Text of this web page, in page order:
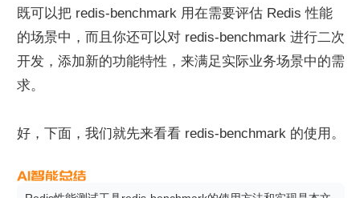
既可以把 redis-benchmark 用在需要评估 Redis 性能
的场景中，而且你还可以对 redis-benchmark 进行二次
开发，添加新的功能特性，来满足实际业务场景中的需
求。
好，下面，我们就先来看看 redis-benchmark 的使用。